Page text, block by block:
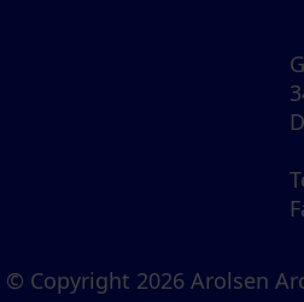
© Copyright 2026 Arolsen